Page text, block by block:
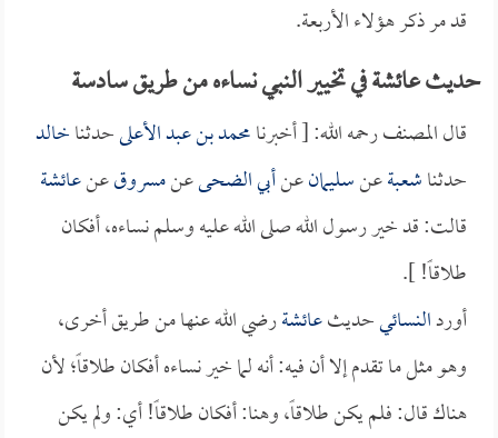
قد مر ذكر هؤلاء الأربعة.
حديث عائشة في تخيير النبي نساءه من طريق سادسة
قال المصنف رحمه الله: [ أخبرنامحمد بن عبد الأعلىحدثناخالد
حدثناشعبةعنسليمانعنأبي الضحىعنمسروقعنعائشة
قالت: قد خير رسول الله صلى الله عليه وسلم نساءه، أفكان
طلاقاً! ].
أوردالنسائيحديثعائشةرضي الله عنها من طريق أخرى،
وهو مثل ما تقدم إلا أن فيه: أنه لما خير نساءه أفكان طلاقاً؛ لأن
هناك قال: فلم يكن طلاقاً، وهنا: أفكان طلاقاً! أي: ولم يكن